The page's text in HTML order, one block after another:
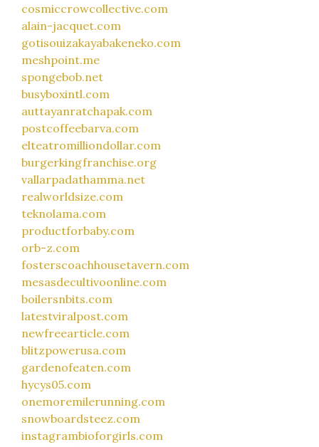
cosmiccrowcollective.com
alain-jacquet.com
gotisouizakayabakeneko.com
meshpoint.me
spongebob.net
busyboxintl.com
auttayanratchapak.com
postcoffeebarva.com
elteatromilliondollar.com
burgerkingfranchise.org
vallarpadathamma.net
realworldsize.com
teknolama.com
productforbaby.com
orb-z.com
fosterscoachhousetavern.com
mesasdecultivoonline.com
boilersnbits.com
latestviralpost.com
newfreearticle.com
blitzpowerusa.com
gardenofeaten.com
hycys05.com
onemoremilerunning.com
snowboardsteez.com
instagrambioforgirls.com